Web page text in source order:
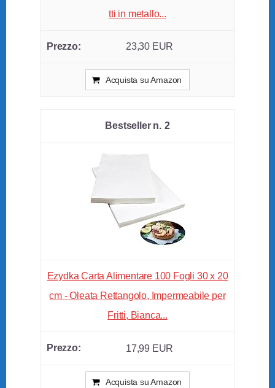
tti in metallo...
23,30 EUR
Acquista su Amazon
2
Ezydka Carta Alimentare 100 Fogli 30 x 20
cm - Oleata Rettangolo, Impermeabile per
Fritti, Bianca...
17,99 EUR
Acquista su Amazon